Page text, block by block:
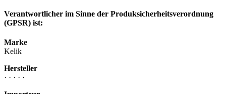
Verantwortlicher im Sinne der Produksicherheitsverordnung
(GPSR) ist:
Marke
Kelik
Hersteller
· · · · ·